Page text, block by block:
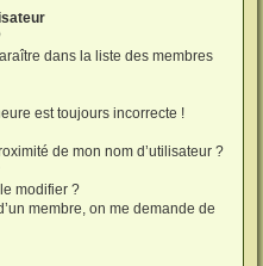
dans la liste des membres
est toujours incorrecte !
de mon nom d’utilisateur ?
modifier ?
membre, on me demande de